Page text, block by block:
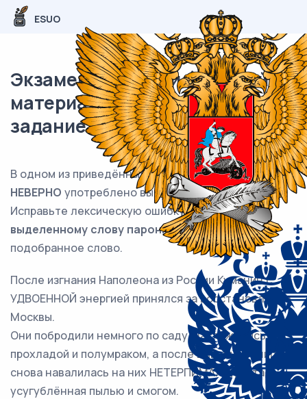
ESUO
Экзаменационный (типовой)
материал ЕГЭ / Русский / 05
задание (24) / 97
В одном из приведённых ниже предложений
НЕВЕРНО употреблено выделенное слово.
Исправьте лексическую ошибку,подобрав к
выделенному слову пароним. Запишите
подобранное слово.
После изгнания Наполеона из России Куманин с
УДВОЕННОЙ энергией принялся за восстановление
Москвы.
Они побродили немного по саду, наслаждаясь
прохладой и полумраком, а после вышли на улицу, и
снова навалилась на них НЕТЕРПИМАЯ духота,
усугублённая пылью и смогом.